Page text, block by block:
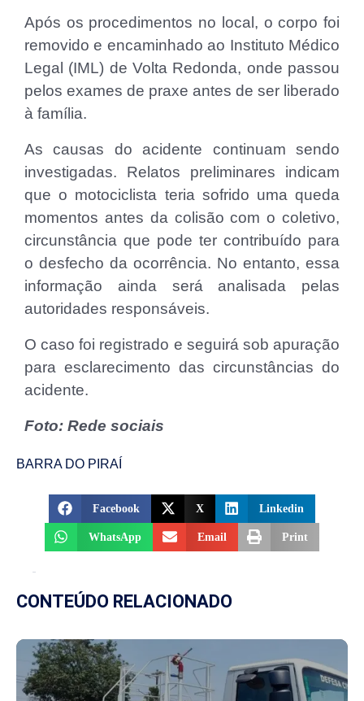
Após os procedimentos no local, o corpo foi
removido e encaminhado ao Instituto Médico
Legal (IML) de Volta Redonda, onde passou
pelos exames de praxe antes de ser liberado
à família.
As causas do acidente continuam sendo
investigadas. Relatos preliminares indicam
que o motociclista teria sofrido uma queda
momentos antes da colisão com o coletivo,
circunstância que pode ter contribuído para
o desfecho da ocorrência. No entanto, essa
informação ainda será analisada pelas
autoridades responsáveis.
O caso foi registrado e seguirá sob apuração
para esclarecimento das circunstâncias do
acidente.
Foto: Rede sociais
BARRA DO PIRAÍ
Facebook X Linkedin
WhatsApp Email Print
CONTEÚDO RELACIONADO